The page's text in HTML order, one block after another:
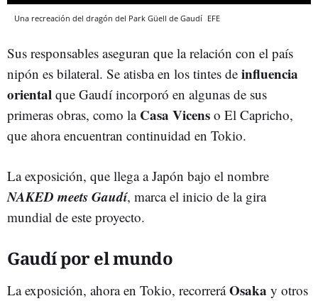
Una recreación del dragón del Park Güell de Gaudí EFE
Sus responsables aseguran que la relación con el país
nipón es bilateral. Se atisba en los tintes de influencia
oriental que Gaudí incorporó en algunas de sus
primeras obras, como la Casa Vicens o El Capricho,
que ahora encuentran continuidad en Tokio.
La exposición, que llega a Japón bajo el nombre
NAKED meets Gaudí, marca el inicio de la gira
mundial de este proyecto.
Gaudí por el mundo
La exposición, ahora en Tokio, recorreráOsaka y otros